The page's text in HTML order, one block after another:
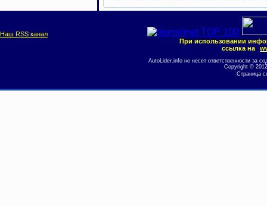
Наш RSS канал
При использовании
ссылка на
AutoLider.info не несет ответственности за
Copyright ©
Страница